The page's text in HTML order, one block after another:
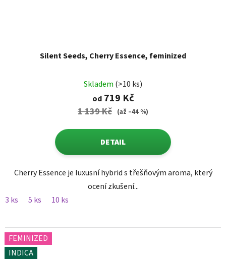
Silent Seeds, Cherry Essence, feminized
Skladem (>10 ks)
od719 Kč
1 139 Kč (až –44 %)
DETAIL
Cherry Essence je luxusní hybrid s třešňovým aroma, který
ocení zkušení...
3 ks
5 ks 10 ks
FEMINIZED
INDICA